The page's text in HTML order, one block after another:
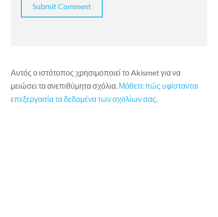
Αυτός ο ιστότοπος χρησιμοποιεί το Akismet για να
μειώσει τα ανεπιθύμητα σχόλια. Μάθετε πώς υφίστανται
επεξεργασία τα δεδομένα των σχολίων σας.